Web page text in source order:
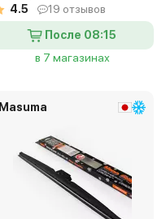
4.5
19 отзывов
После 08:15
в 7 магазинах
Masuma